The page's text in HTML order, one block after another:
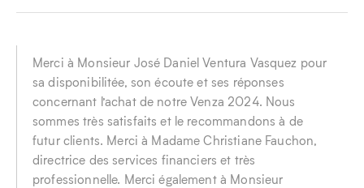
Merci à Monsieur José Daniel Ventura Vasquez pour
sa disponibilitée, son écoute et ses réponses
concernant l’achat de notre Venza 2024. Nous
sommes très satisfaits et le recommandons à de
futur clients. Merci à Madame Christiane Fauchon,
directrice des services financiers et très
professionnelle. Merci également à Monsieur